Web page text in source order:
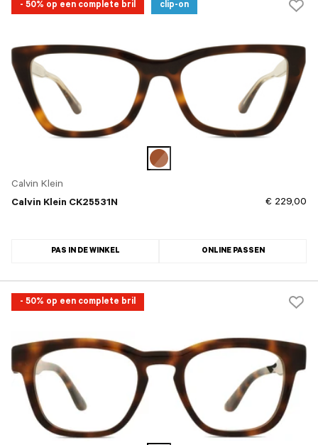
- 50% op een complete bril clip-on
Calvin Klein
Calvin Klein CK25531N
€ 229,00
PAS IN DE WINKEL ONLINE PASSEN
- 50% op een complete bril